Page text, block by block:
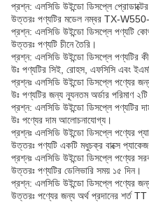
প্রশ্ন: এলসিডি উইন্ডো ডিসপ্লে
উত্তরঃ পণ্যটির মডেল নম্বর TX-
প্রশ্ন: এলসিডি উইন্ডো ডিসপ্লে পণ্যটি
উত্তরঃ পণ্যটি চীনে তৈরি।
প্রশ্ন: এলসিডি উইন্ডো ডিসপ্লে পণ্যটির কী
উঃ পণ্যটির সিই, রোহস, এফসিসি এবং
প্রশ্নঃ এলসিডি উইন্ডো ডিসপ্লে পণ্যের
উঃ পণ্যটির জন্য ন্যূনতম অর্ডার পরিমাণ
প্রশ্ন: এলসিডি উইন্ডো ডিসপ্লে পণ্যটির
উঃ পণ্যের দাম আলোচনাযোগ্য।
প্রশ্নঃ এলসিডি উইন্ডো ডিসপ্লে পণ্যের
উত্তরঃ পণ্যটি একটি মধুচক্র বাক্সে
প্রশ্নঃ এলসিডি উইন্ডো ডিসপ্লে পণ্যের
উত্তরঃ পণ্যটির ডেলিভারি সময় ১৫ দিন।
প্রশ্ন: এলসিডি উইন্ডো ডিসপ্লে পণ্যের জন্য
উত্তরঃ পণ্যের জন্য অর্থ প্রদানের শর্ত